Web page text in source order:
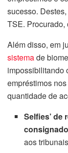
sucesso.
TSE. Procurado,
Além disso, em
sistemade
impossibilitando
empréstimos
quantidade de
Selfies’ de
aos tribunais